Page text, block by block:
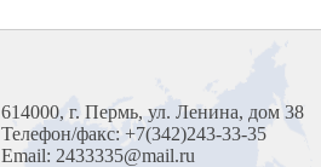
614000, г. Пермь, ул. Ленина, дом 38
Телефон/факс: +7(342)243-33-35
Email: 2433335@mail.ru